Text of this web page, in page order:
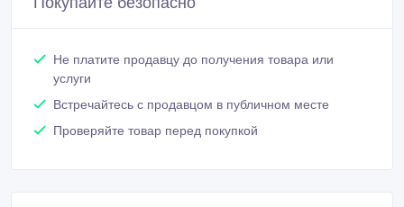
Не платите продавцу до получения товара или
услуги
Встречайтесь с продавцом в публичном месте
Проверяйте товар перед покупкой